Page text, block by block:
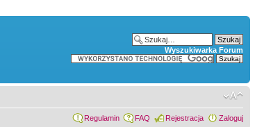
Wyszukiwarka Forum
Regulamin FAQ Rejestracja Zaloguj